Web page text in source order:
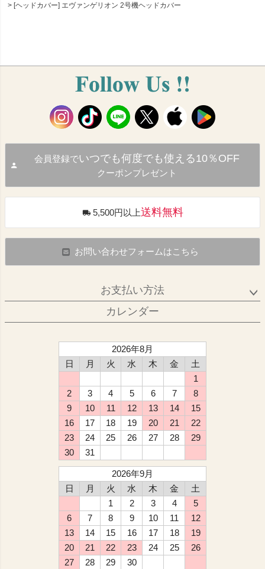
[ヘッドカバー] エヴァンゲリオン 2号機ヘッドカバー
会員登録でいつでも何度でも使える10％OFF
クーポンプレゼント
5,500円以上送料無料
お問い合わせフォームはこちら
お支払い方法
カレンダー
2026年8月
日
月 火 水 木 金
土
1
2
3 4 5 6 7
8
9
10 11 12 13 14
15
16
17 18 19 20 21
22
23
24 25 26 27 28
29
30
31
2026年9月
日
月 火 水 木 金
土
1
2 3 4
5
6
7 8 9 10 11
12
13
14 15 16 17 18
19
20
21 22 23 24 25
26
27
28 29
30